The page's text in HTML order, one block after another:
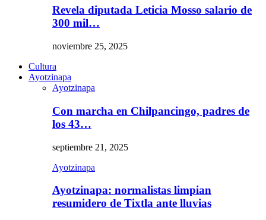
Revela diputada Leticia Mosso salario de
300 mil…
noviembre 25, 2025
Cultura
Ayotzinapa
Ayotzinapa
Con marcha en Chilpancingo, padres de
los 43…
septiembre 21, 2025
Ayotzinapa
Ayotzinapa: normalistas limpian
resumidero de Tixtla ante lluvias